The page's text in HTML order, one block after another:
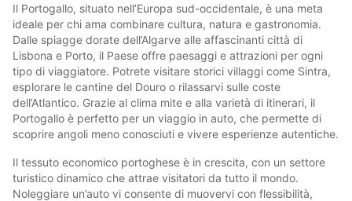
Il Portogallo, situato nell’Europa sud-occidentale, è una meta
ideale per chi ama combinare cultura, natura e gastronomia.
Dalle spiagge dorate dell’Algarve alle affascinanti città di
Lisbona e Porto, il Paese offre paesaggi e attrazioni per ogni
tipo di viaggiatore. Potrete visitare storici villaggi come Sintra,
esplorare le cantine del Douro o rilassarvi sulle coste
dell’Atlantico. Grazie al clima mite e alla varietà di itinerari, il
Portogallo è perfetto per un viaggio in auto, che permette di
scoprire angoli meno conosciuti e vivere esperienze autentiche.
Il tessuto economico portoghese è in crescita, con un settore
turistico dinamico che attrae visitatori da tutto il mondo.
Noleggiare un’auto vi consente di muovervi con flessibilità,